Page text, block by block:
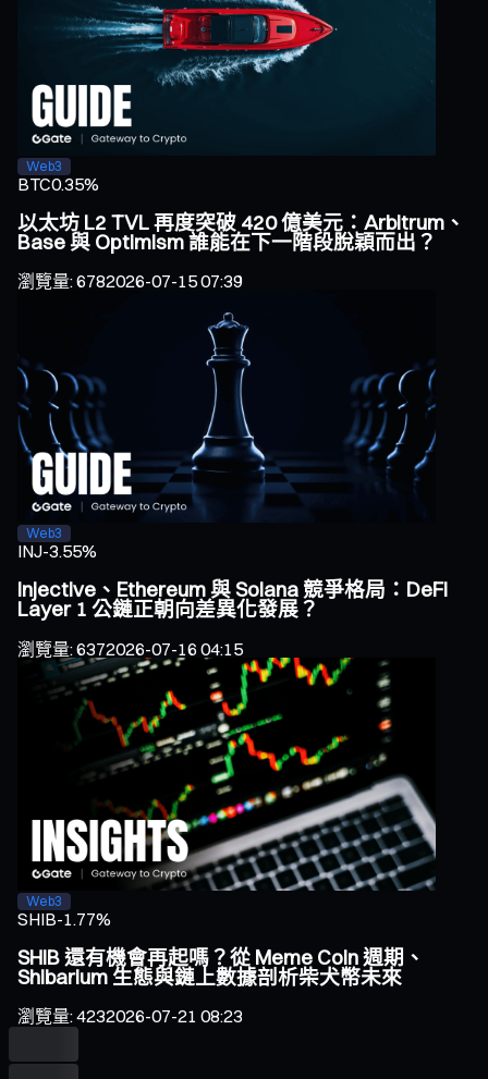
Web3
BTC0.35%
以太坊 L2 TVL 再度突破 420 億美元：Arbitrum、
Base 與 Optimism 誰能在下一階段脫穎而出？
瀏覽量:6782026-07-15 07:39
Web3
INJ-3.55%
Injective、Ethereum 與 Solana 競爭格局：DeFi
Layer 1 公鏈正朝向差異化發展？
瀏覽量:6372026-07-16 04:15
Web3
SHIB-1.77%
SHIB 還有機會再起嗎？從 Meme Coin 週期、
Shibarium 生態與鏈上數據剖析柴犬幣未來
瀏覽量:4232026-07-21 08:23